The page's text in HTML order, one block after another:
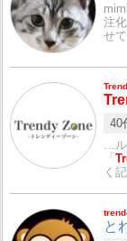
注
せ
40
…
「
く
trend
と